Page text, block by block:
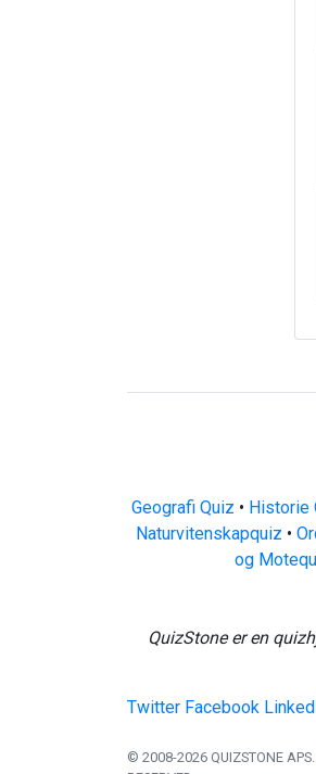
Geografi Quiz • Historie
Naturvitenskapquiz •
og
QuizStone er en
Twitter Facebook
© 2008-2026 QUIZSTONE